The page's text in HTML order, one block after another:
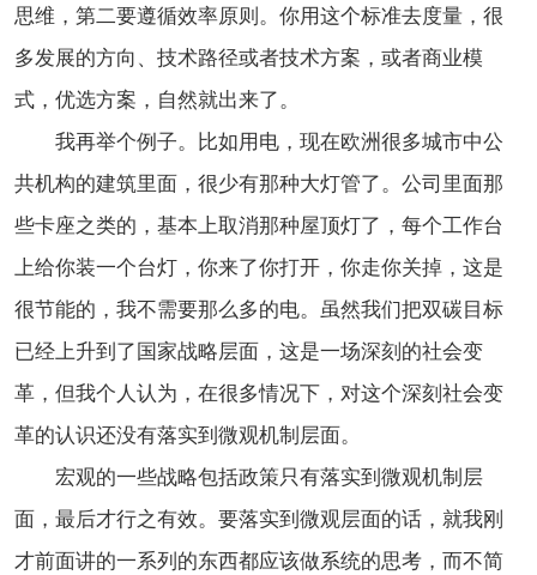
思维，第二要遵循效率原则。你用这个标准去度量，很
多发展的方向、技术路径或者技术方案，或者商业模
式，优选方案，自然就出来了。
我再举个例子。比如用电，现在欧洲很多城市中公
共机构的建筑里面，很少有那种大灯管了。公司里面那
些卡座之类的，基本上取消那种屋顶灯了，每个工作台
上给你装一个台灯，你来了你打开，你走你关掉，这是
很节能的，我不需要那么多的电。虽然我们把双碳目标
已经上升到了国家战略层面，这是一场深刻的社会变
革，但我个人认为，在很多情况下，对这个深刻社会变
革的认识还没有落实到微观机制层面。
宏观的一些战略包括政策只有落实到微观机制层
面，最后才行之有效。要落实到微观层面的话，就我刚
才前面讲的一系列的东西都应该做系统的思考，而不简